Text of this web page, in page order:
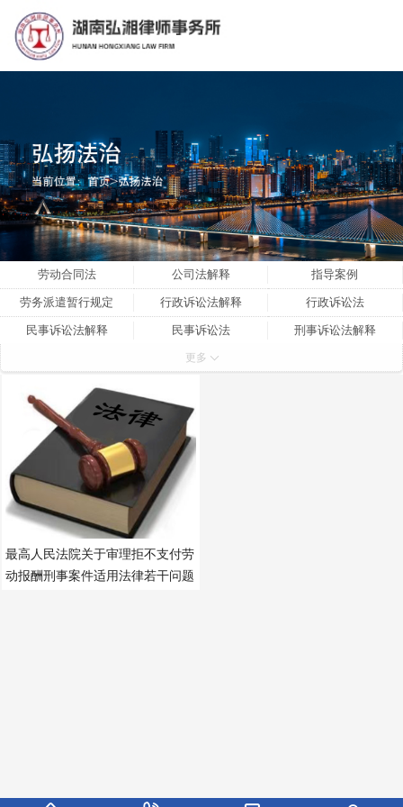
劳动合同法 公司法解释 指导案例
劳务派遣暂行规定 行政诉讼法解释 行政诉讼法
民事诉讼法解释 民事诉讼法 刑事诉讼法解释
刑法
劳动争议解释三
劳动法
更多
最高人民法院关于审理拒不支付劳
动报酬刑事案件适用法律若干问题